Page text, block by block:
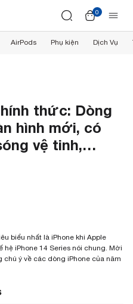
0
AirPods Phụ kiện Dịch Vụ
thức: Dòng
hình mới, có
vệ tinh,…
biểu nhất là iPhone khi Apple
iPhone 14 Series nói chung. Mời
ý về các dòng iPhone của năm